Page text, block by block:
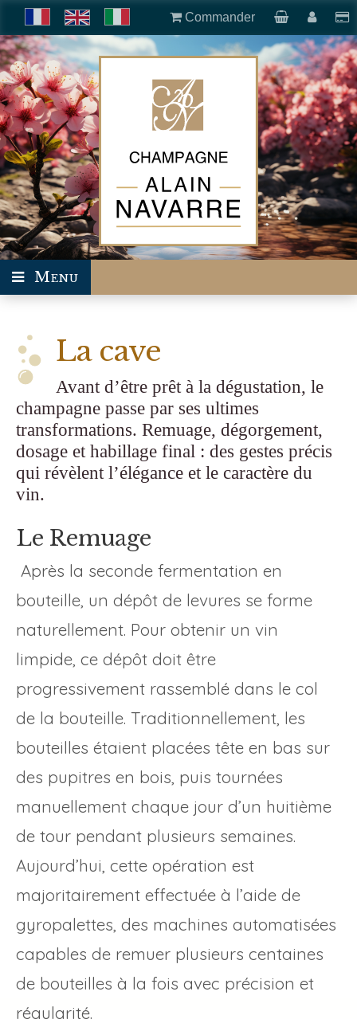
Menu
La cave
Avant d’être prêt à la dégustation, le
champagne passe par ses ultimes
transformations. Remuage, dégorgement,
dosage et habillage final : des gestes précis
qui révèlent l’élégance et le caractère du
vin.
Le Remuage
Après la seconde fermentation en
bouteille, un dépôt de levures se forme
naturellement. Pour obtenir un vin
limpide, ce dépôt doit être
progressivement rassemblé dans le col
de la bouteille. Traditionnellement, les
bouteilles étaient placées tête en bas sur
des pupitres en bois, puis tournées
manuellement chaque jour d’un huitième
de tour pendant plusieurs semaines.
Aujourd’hui, cette opération est
majoritairement effectuée à l’aide de
gyropalettes, des machines automatisées
capables de remuer plusieurs centaines
de bouteilles à la fois avec précision et
régularité.
Commander